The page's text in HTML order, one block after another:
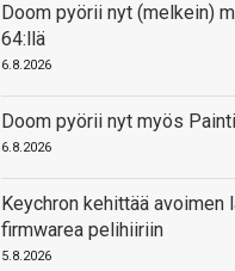
Doom pyörii nyt (melkein)
64:llä
6.8.2026
Doom pyörii nyt myös
6.8.2026
Keychron kehittää avoimen
firmwarea pelihiiriin
5.8.2026